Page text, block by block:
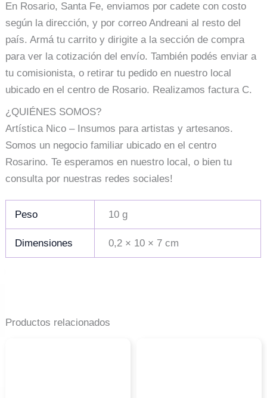
En Rosario, Santa Fe, enviamos por cadete con costo
según la dirección, y por correo Andreani al resto del
país. Armá tu carrito y dirigite a la sección de compra
para ver la cotización del envío. También podés enviar a
tu comisionista, o retirar tu pedido en nuestro local
ubicado en el centro de Rosario. Realizamos factura C.
¿QUIÉNES SOMOS?
Artística Nico – Insumos para artistas y artesanos.
Somos un negocio familiar ubicado en el centro
Rosarino. Te esperamos en nuestro local, o bien tu
consulta por nuestras redes sociales!
Peso 10 g
Dimensiones 0,2 × 10 × 7 cm
Productos relacionados